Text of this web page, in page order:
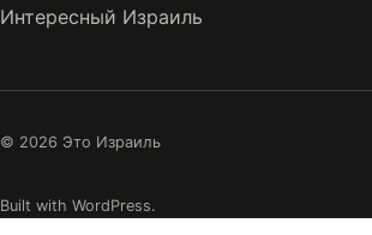
Интересный Израиль
© 2026 Это Израиль
Built with WordPress.